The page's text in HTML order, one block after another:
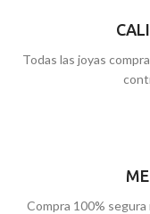
online y te la enviamos a
Todas las joyas
Compra 100%